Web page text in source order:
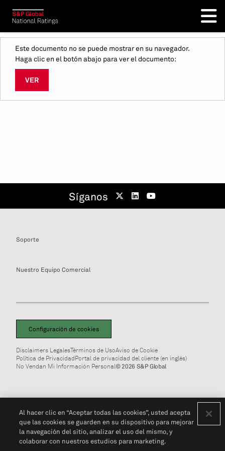
Este documento no se puede mostrar en su navegador.
Haga clic en el botón abajo para ver el documento:
VER
Síganos
Soporte
Nuestro Equipo Comercial
Configuración de cookies
Disclaimers LegalesTérminos de UsoAviso de Cookie
Política de PrivacidadPortal de privacidad del cliente (en inglés)
No Vendan Mi Información Personal© 2026 S&P Global
Al hacer clic en “Aceptar todas las cookies”, usted acepta
que las cookies se guarden en su dispositivo para mejorar
la navegación del sitio, analizar el uso del mismo, y
colaborar con nuestros estudios para marketing.